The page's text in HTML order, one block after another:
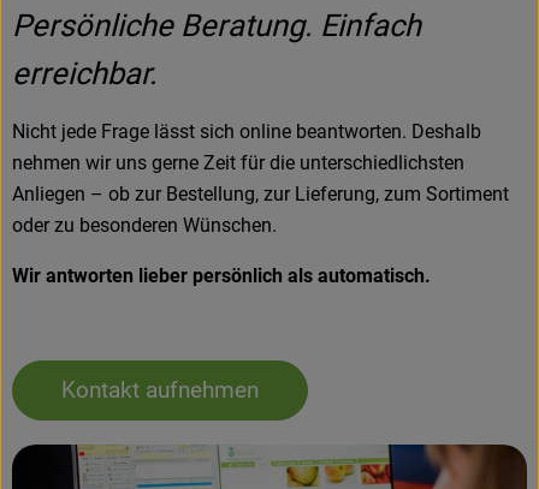
Persönliche Beratung. Einfach
erreichbar.
Nicht jede Frage lässt sich online beantworten. Deshalb
nehmen wir uns gerne Zeit für die unterschiedlichsten
Anliegen – ob zur Bestellung, zur Lieferung, zum Sortiment
oder zu besonderen Wünschen.
Wir antworten lieber persönlich als automatisch.
Kontakt aufnehmen